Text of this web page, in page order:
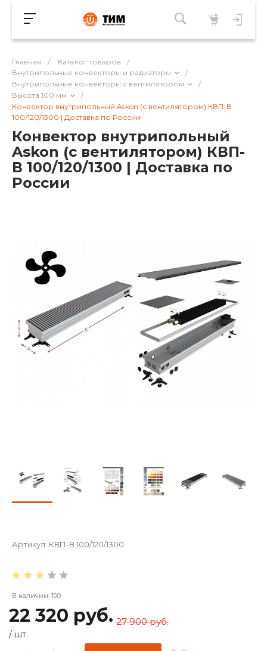
Главная / Каталог товаров
/
Внутрипольные конвекторы и радиаторы
/
Внутрипольные конвекторы с вентилятором
/
Высота 100 мм
/
Конвектор внутрипольный Askon (с вентилятором) КВП-В
100/120/1300 | Доставка по России
Конвектор внутрипольный
Askon (с вентилятором) КВП-
В 100/120/1300 | Доставка по
России
Артикул: КВП-В 100/120/1300
В наличии: 100
22 320 руб.
/ шт
27 900 руб.